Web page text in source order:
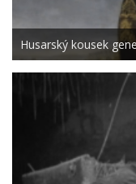
Husarský kousek